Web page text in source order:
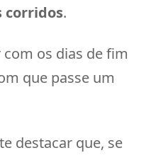
corridos.
os dias de fim
que passe um
destacar que, se